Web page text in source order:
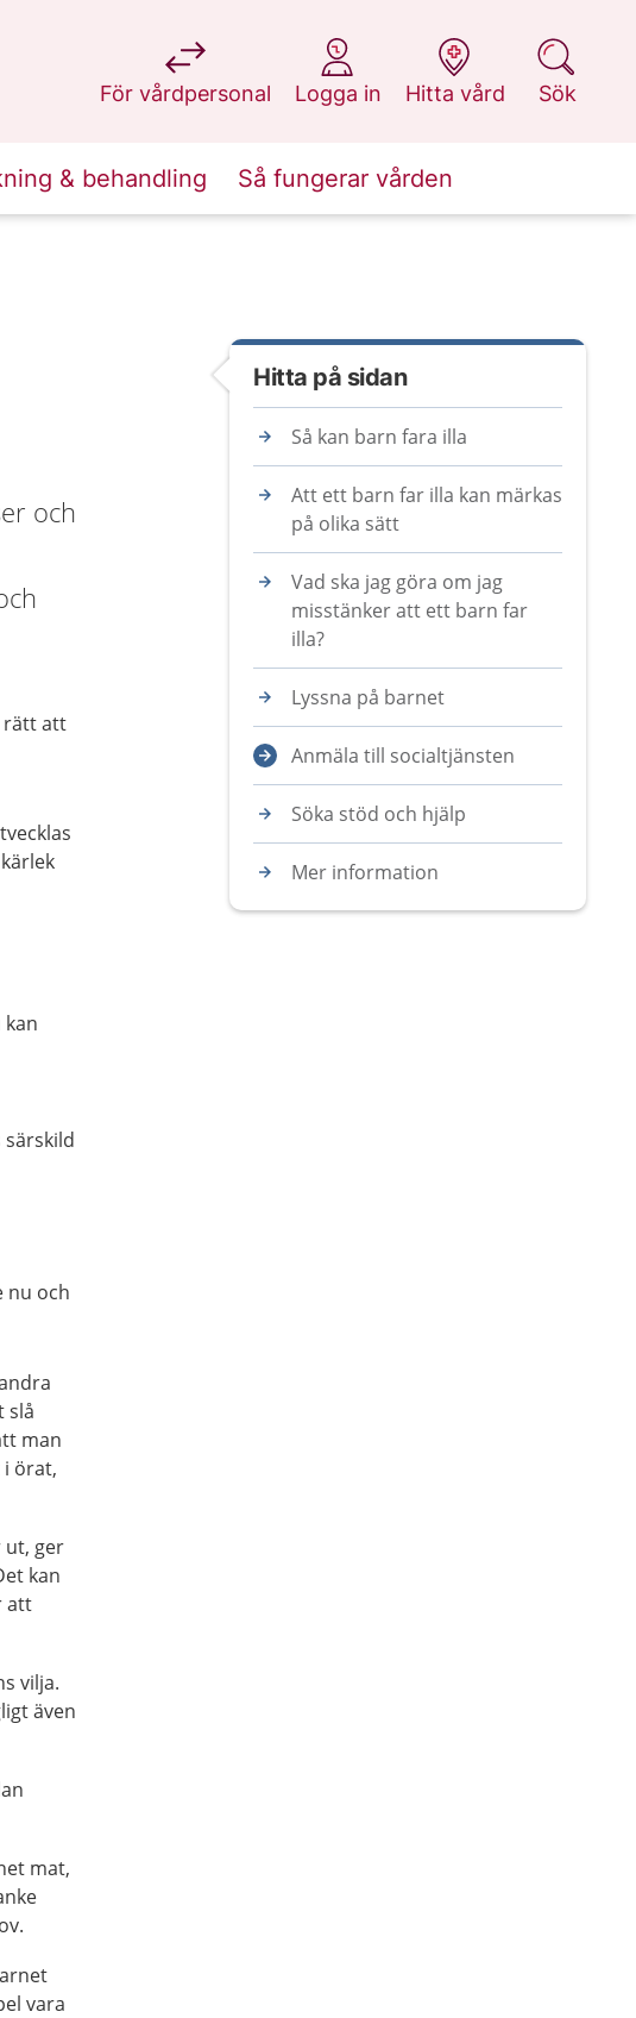
För vårdpersonal
på 1177.se
Logga in
på 1177.se
Hitta vård
på 1177.se
Sök
på 1177.se
& behandling Så fungerar vården
och
rätt att
nu och
slå
man
örat,
ut, ger
kan
att
vilja.
även
mat,
vara
Hitta på sidan
Så kan barn fara illa
Att ett barn far illa kan märkas
på olika sätt
Vad ska jag göra om jag
misstänker att ett barn far
illa?
Lyssna på barnet
Anmäla till socialtjänsten
Söka stöd och hjälp
Mer information